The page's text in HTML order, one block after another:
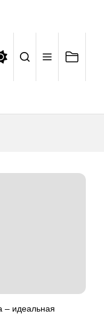
– идеальная